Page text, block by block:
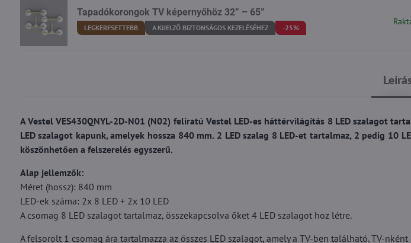
A Vestel VES430QNYL-2D-N01 (N02) feliratú Vestel LED-es háttérvilágítás 8 LED szalagot
LED szalagot kapunk, amelyek hossza 840 mm. 2 LED szalag 8 LED-et tartalmaz, 2 pedig 10
köszönhetően a felszerelés egyszerű.
Alap jellemzők:
Méret (hossz): 840 mm
LED-ek száma: 2x 8 LED + 2x 10 LED
A csomag 8 LED szalagot tartalmaz, összekapcsolva őket 4 LED szalagot hoz létre.
A felsorolt 1 csomag ára tartalmazza az összes LED szalagot, amely a TV-ben található. TV-
Tapadókorongok TV képernyőhöz 32” – 65”
LEGKERESETTEBB A KIJELZŐ BIZTONSÁGOS KEZELÉSÉHEZ -25%